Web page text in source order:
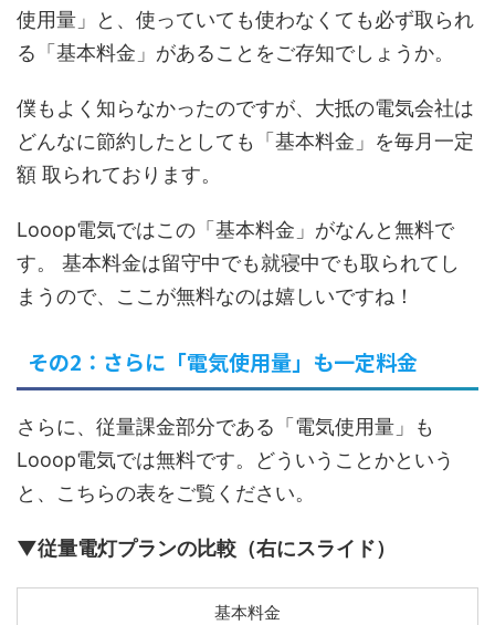
使用量」と、使っていても使わなくても必ず取られ
る「基本料金」があることをご存知でしょうか。
僕もよく知らなかったのですが、大抵の電気会社は
どんなに節約したとしても「基本料金」を毎月一定
額 取られております。
Looop電気ではこの「基本料金」がなんと無料で
す。 基本料金は留守中でも就寝中でも取られてし
まうので、ここが無料なのは嬉しいですね！
その2：さらに「電気使用量」も一定料金
さらに、 従量課金部分である「電気使用量」も
Looop電気では無料です。どういうことかという
と、こちらの表をご覧ください。
▼従量電灯プランの比較（右にスライド）
基本料金